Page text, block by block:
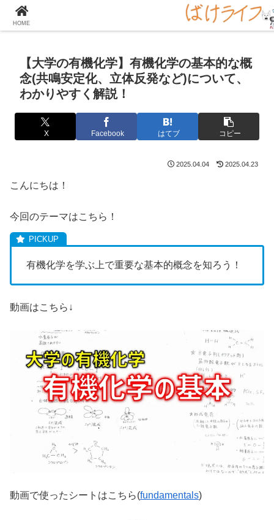
大学の化学をとことん楽しむサイト！
【大学の有機化学】有機化学の基本的な概
念(共鳴安定化、立体反発など)について、
わかりやすく解説！
X Facebook はてブ コピー
2025.04.04 2025.04.23
こんにちは！
今回のテーマはこちら！
有機化学を学ぶ上で重要な基本的概念を知ろう！
動画はこちら↓
動画で使ったシートはこちら(fundamentals)
HOME